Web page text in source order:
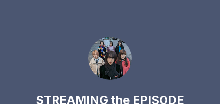
STREAMING the EPISODE